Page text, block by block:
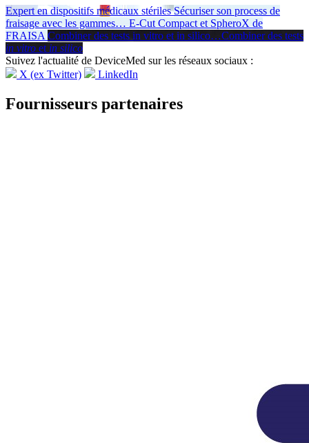
Expert en dispositifs médicaux stériles Sécuriser son process de
fraisage avec les gammes… E-Cut Compact et SpheroX de
FRAISA Combiner des tests in vitro et in silico…Combiner des tests
in vitro et in silico
Suivez l'actualité de DeviceMed sur les réseaux sociaux :
X (ex Twitter)
LinkedIn
Fournisseurs partenaires